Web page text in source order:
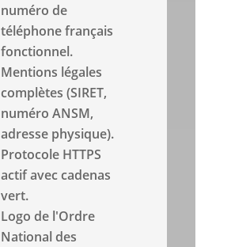
numéro de
téléphone français
fonctionnel.
Mentions légales
complètes (SIRET,
numéro ANSM,
adresse physique).
Protocole HTTPS
actif avec cadenas
vert.
Logo de l'Ordre
National des